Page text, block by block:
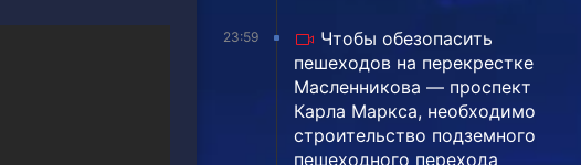
23:59
Чтобы обезопасить
пешеходов на перекрестке
Масленникова — проспект
Карла Маркса, необходимо
строительство подземного
пешеходного перехода